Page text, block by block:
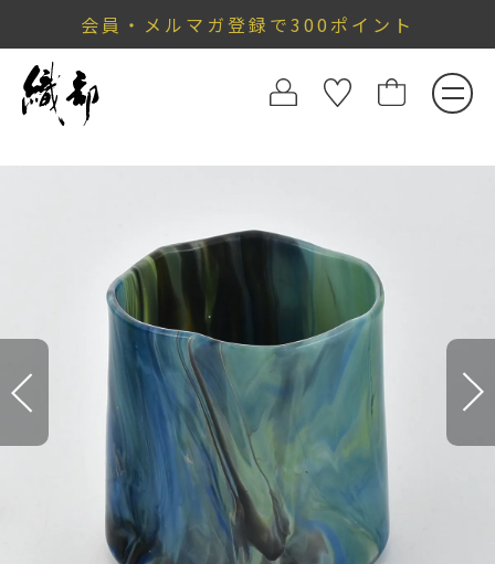
会員・メルマガ登録で300ポイント